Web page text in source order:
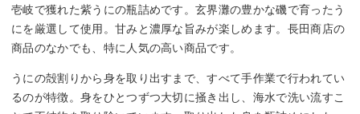
壱岐で獲れた紫うにの瓶詰めです。玄界灘の豊かな磯で育ったう
にを厳選して使用。甘みと濃厚な旨みが楽しめます。長田商店の
商品のなかでも、特に人気の高い商品です。
うにの殻割りから身を取り出すまで、すべて手作業で行われてい
るのが特徴。身をひとつずつ大切に掻き出し、海水で洗い流すこ